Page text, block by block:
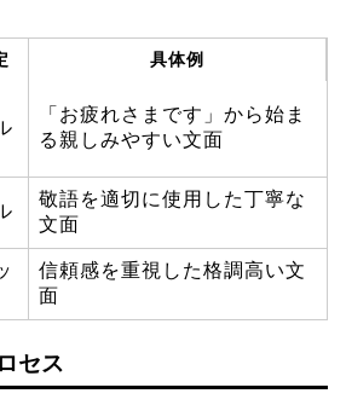
具体例
「お疲れさまです」から始ま
る親しみやすい文面
敬語を適切に使用した丁寧な
文面
信頼感を重視した格調高い文
面
セス